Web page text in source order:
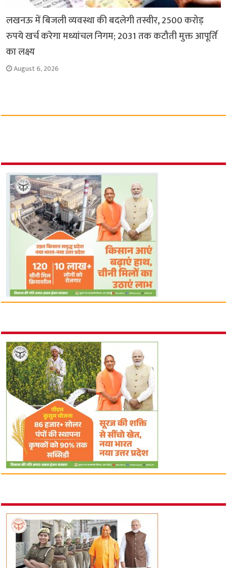
लखनऊ में बिजली व्यवस्था की बदलेगी तस्वीर, 2500 करोड़
रुपये खर्च करेगा मध्यांचल निगम; 2031 तक कटौती मुक्त आपूर्ति
का लक्ष्य
August 6, 2026